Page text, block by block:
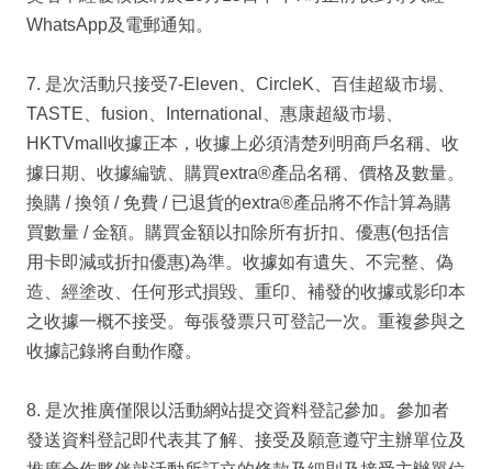
WhatsApp及電郵通知。
7. 是次活動只接受7-Eleven、CircleK、百佳超級市場、
TASTE、fusion、International、惠康超級市場、
HKTVmall收據正本，收據上必須清楚列明商戶名稱、收
據日期、收據編號、購買extra®產品名稱、價格及數量。
換購 / 換領 / 免費 / 已退貨的extra®產品將不作計算為購
買數量 / 金額。購買金額以扣除所有折扣、優惠(包括信
用卡即減或折扣優惠)為準。收據如有遺失、不完整、偽
造、經塗改、任何形式損毀、重印、補發的收據或影印本
之收據一概不接受。每張發票只可登記一次。重複參與之
收據記錄將自動作廢。
8. 是次推廣僅限以活動網站提交資料登記參加。參加者
發送資料登記即代表其了解、接受及願意遵守主辦單位及